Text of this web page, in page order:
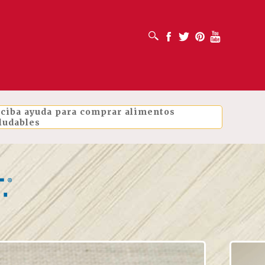
ABRIR CUADRO DE BÚSQUEDA
Facebook
Twitter PinterestYoutube
ayuda para comprar alimentos